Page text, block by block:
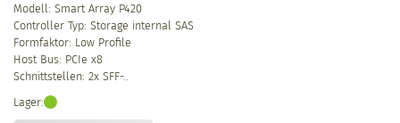
Modell: Smart Array P420
Controller Typ: Storage internal SAS
Formfaktor: Low Profile
Host Bus: PCIe x8
Schnittstellen: 2x SFF-..
Lager: